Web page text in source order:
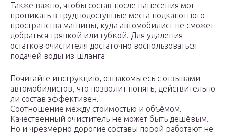
Также важно, чтобы состав после нанесения мог
проникать в труднодоступные места подкапотного
пространства машины, куда автомобилист не сможет
добраться тряпкой или губкой. Для удаления
остатков очистителя достаточно воспользоваться
подачей воды из шланга
Почитайте инструкцию, ознакомьтесь с отзывами
автомобилистов, что позволит понять, действительно
ли состав эффективен.
Соотношение между стоимостью и объёмом.
Качественный очиститель не может быть дешёвым.
Но и чрезмерно дорогие составы порой работают не